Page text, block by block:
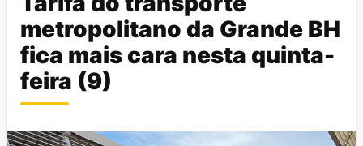
metropolitano da Grande BH
fica mais cara nesta quinta-
feira (9)